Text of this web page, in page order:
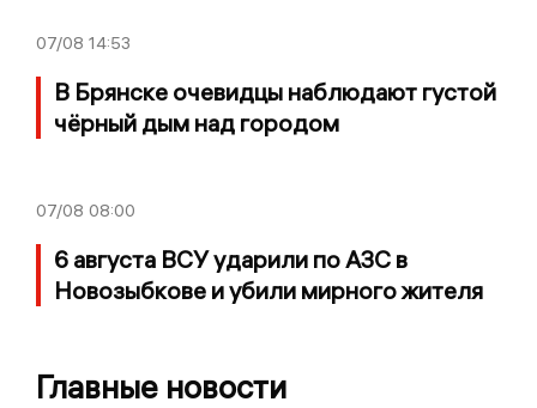
07/08 14:53
В Брянске очевидцы наблюдают густой
чёрный дым над городом
07/08 08:00
6 августа ВСУ ударили по АЗС в
Новозыбкове и убили мирного жителя
Главные новости